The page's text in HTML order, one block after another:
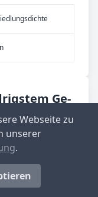
Ge­
Deutsch­
Webseite zu
unserer
.